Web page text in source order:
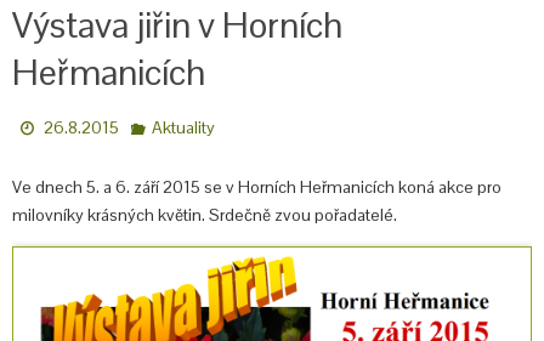
Výstava jiřin v Horních
Heřmanicích
26.8.2015 Aktuality
Ve dnech 5. a 6. září 2015 se v Horních Heřmanicích koná akce pro
milovníky krásných květin. Srdečně zvou pořadatelé.